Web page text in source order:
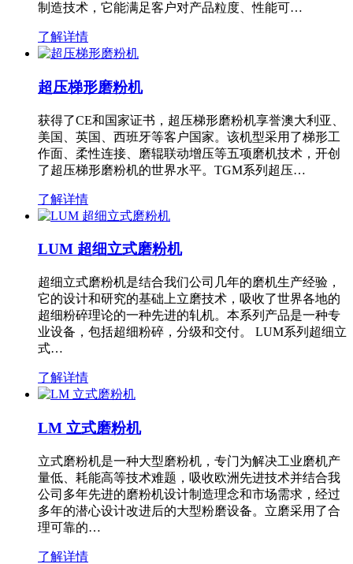
制造技术，它能满足客户对产品粒度、性能可…
了解详情
超压梯形磨粉机
获得了CE和国家证书，超压梯形磨粉机享誉澳大利亚、
美国、英国、西班牙等客户国家。该机型采用了梯形工
作面、柔性连接、磨辊联动增压等五项磨机技术，开创
了超压梯形磨粉机的世界水平。TGM系列超压…
了解详情
LUM 超细立式磨粉机
超细立式磨粉机是结合我们公司几年的磨机生产经验，
它的设计和研究的基础上立磨技术，吸收了世界各地的
超细粉碎理论的一种先进的轧机。本系列产品是一种专
业设备，包括超细粉碎，分级和交付。 LUM系列超细立
式…
了解详情
LM 立式磨粉机
立式磨粉机是一种大型磨粉机，专门为解决工业磨机产
量低、耗能高等技术难题，吸收欧洲先进技术并结合我
公司多年先进的磨粉机设计制造理念和市场需求，经过
多年的潜心设计改进后的大型粉磨设备。立磨采用了合
理可靠的…
了解详情